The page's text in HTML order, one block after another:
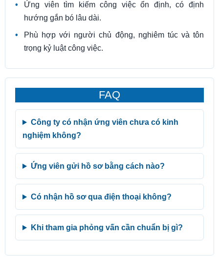
Ứng viên tìm kiếm công việc ổn định, có định
hướng gắn bó lâu dài.
Phù hợp với người chủ động, nghiêm túc và tôn
trọng kỷ luật công việc.
FAQ
Công ty có nhận ứng viên chưa có kinh
nghiệm không?
Ứng viên gửi hồ sơ bằng cách nào?
Có nhận hồ sơ qua điện thoại không?
Khi tham gia phỏng vấn cần chuẩn bị gì?